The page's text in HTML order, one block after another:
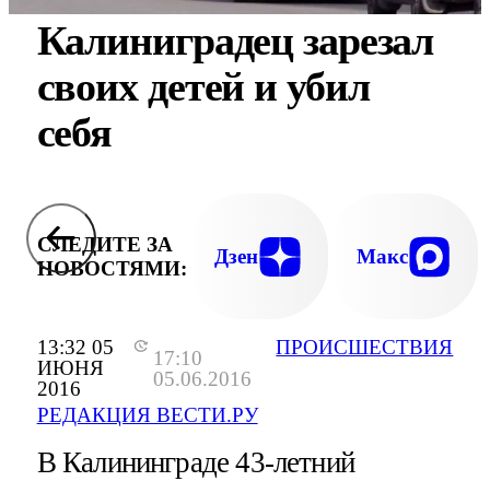
13:32 05
ИЮНЯ
2016
17:10
05.06.2016
РЕДАКЦИЯ ВЕСТИ.РУ
ПРОИСШЕСТВИЯ
Калиниградец зарезал
своих детей и убил
себя
СЛЕДИТЕ ЗА
НОВОСТЯМИ:
Дзен Макс
В Калининграде 43-летний